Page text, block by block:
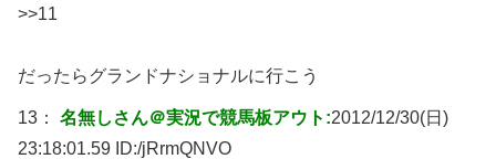
>>11
だったらグランドナショナルに行こう
13： 名無しさん＠実況で競馬板アウト:2012/12/30(日)
23:18:01.59 ID:/jRrmQNVO